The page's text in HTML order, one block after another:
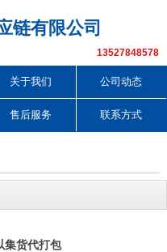
链有限公司
13527848578
关于我们 公司动态
售后服务 联系方式
集货代打包